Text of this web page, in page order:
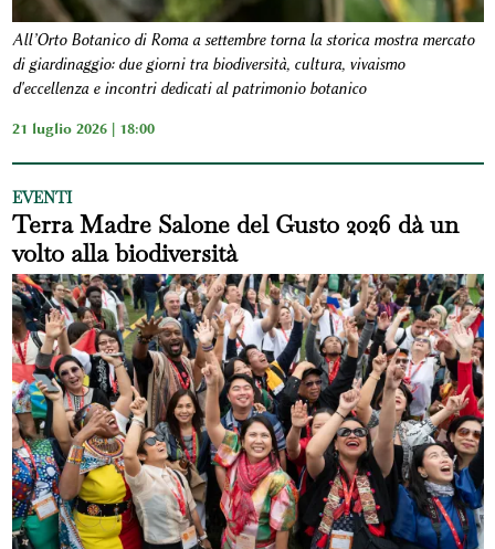
All’Orto Botanico di Roma a settembre torna la storica mostra mercato
di giardinaggio: due giorni tra biodiversità, cultura, vivaismo
d'eccellenza e incontri dedicati al patrimonio botanico
21 luglio 2026 | 18:00
EVENTI
Terra Madre Salone del Gusto 2026 dà un
volto alla biodiversità